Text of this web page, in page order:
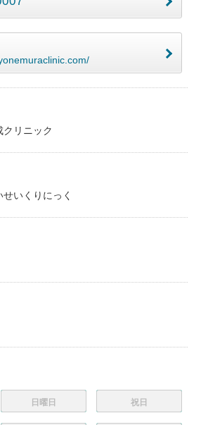
クリニック
いくりにっく
日曜日 祝日